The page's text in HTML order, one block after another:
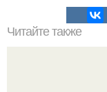
Читайте также